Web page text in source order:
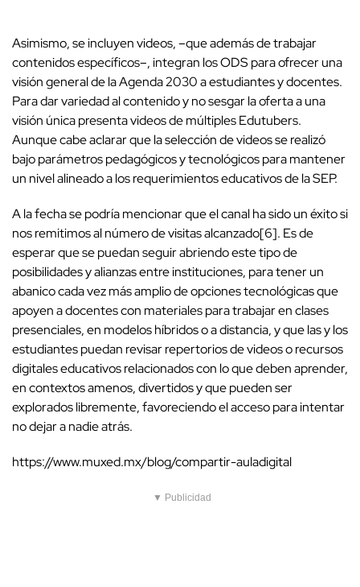
Asimismo, se incluyen videos, –que además de trabajar
contenidos específicos–, integran los ODS para ofrecer una
visión general de la Agenda 2030 a estudiantes y docentes.
Para dar variedad al contenido y no sesgar la oferta a una
visión única presenta videos de múltiples Edutubers.
Aunque cabe aclarar que la selección de videos se realizó
bajo parámetros pedagógicos y tecnológicos para mantener
un nivel alineado a los requerimientos educativos de la SEP.
A la fecha se podría mencionar que el canal ha sido un éxito si
nos remitimos al número de visitas alcanzado[6]. Es de
esperar que se puedan seguir abriendo este tipo de
posibilidades y alianzas entre instituciones, para tener un
abanico cada vez más amplio de opciones tecnológicas que
apoyen a docentes con materiales para trabajar en clases
presenciales, en modelos híbridos o a distancia, y que las y los
estudiantes puedan revisar repertorios de videos o recursos
digitales educativos relacionados con lo que deben aprender,
en contextos amenos, divertidos y que pueden ser
explorados libremente, favoreciendo el acceso para intentar
no dejar a nadie atrás.
https://www.muxed.mx/blog/compartir-auladigital
▼ Publicidad